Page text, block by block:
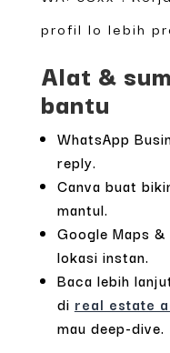
profil lo lebih
Alat &
bantu
WhatsApp
reply.
Canva buat
mantul.
Google Maps
lokasi instan.
Baca lebih
di real estate
mau deep-dive.